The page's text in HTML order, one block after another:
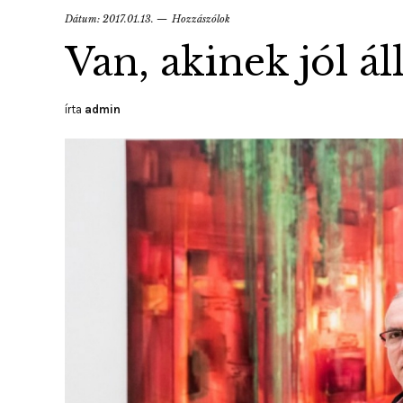
Dátum: 2017.01.13. Hozzászólok
Van, akinek jól
írta admin